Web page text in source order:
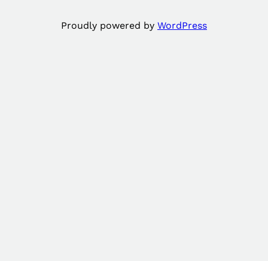
Proudly powered by WordPress